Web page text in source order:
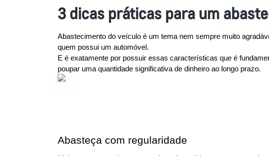
3 dicas práticas para um
Abastecimento do veículo é um tema nem sempre muito
quem possui um automóvel.
E é exatamente por possuir essas características que é
poupar uma quantidade significativa de dinheiro ao longo prazo.
Abasteça com regularidade